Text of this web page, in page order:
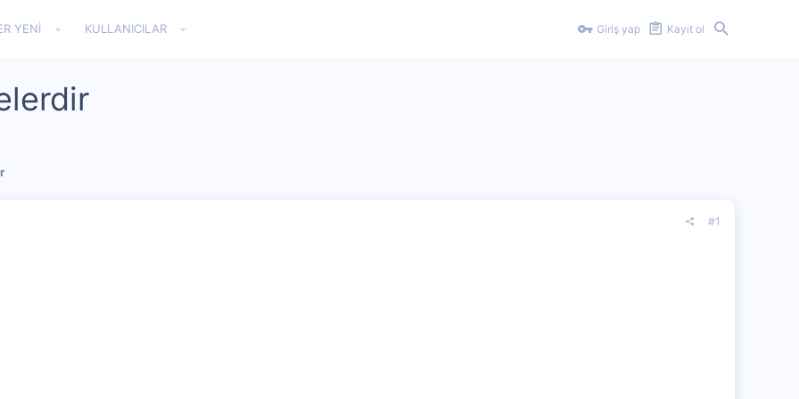
YENI KULLANICILAR Giriş yap Kayıt ol
#1